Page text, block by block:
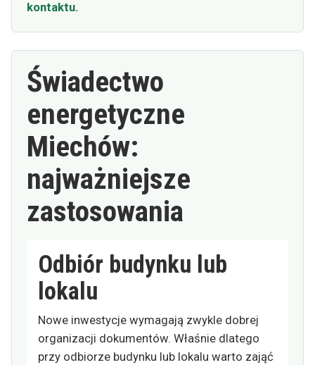
kontaktu.
Świadectwo
energetyczne
Miechów:
najważniejsze
zastosowania
Odbiór budynku lub
lokalu
Nowe inwestycje wymagają zwykle dobrej
organizacji dokumentów. Właśnie dlatego
przy odbiorze budynku lub lokalu warto zająć